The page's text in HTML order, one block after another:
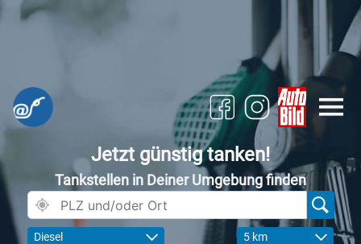
Jetzt günstig tanken!
Tankstellen in Deiner Umgebung finden
Diesel 5 km